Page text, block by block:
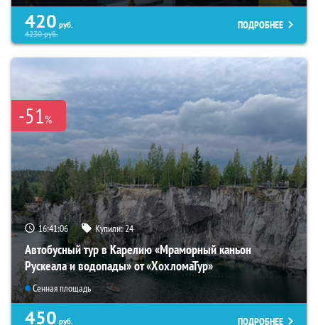
420 руб.
4230руб.
ПОДРОБНЕЕ
-51%
16:41:04 Купили:24
Автобусный тур в Карелию «Мраморный каньон
Рускеала и водопады» от «ХохломаТур»
Сенная площадь
450 руб. ПОДРОБНЕЕ